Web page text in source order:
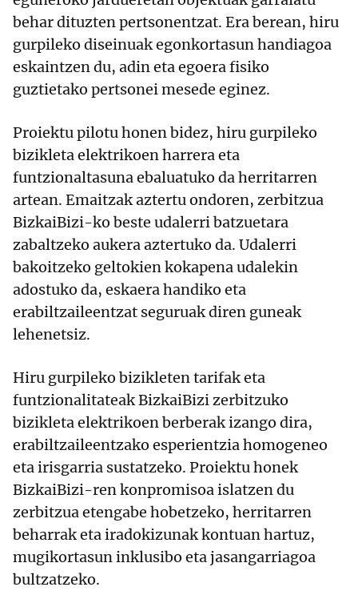
behar dituzten pertsonentzat. Era berean, hiru
gurpileko diseinuak egonkortasun handiagoa
eskaintzen du, adin eta egoera fisiko
guztietako pertsonei mesede eginez.
Proiektu pilotu honen bidez, hiru gurpileko
bizikleta elektrikoen harrera eta
funtzionaltasuna ebaluatuko da herritarren
artean. Emaitzak aztertu ondoren, zerbitzua
BizkaiBizi-ko beste udalerri batzuetara
zabaltzeko aukera aztertuko da. Udalerri
bakoitzeko geltokien kokapena udalekin
adostuko da, eskaera handiko eta
erabiltzaileentzat seguruak diren guneak
lehenetsiz.
Hiru gurpileko bizikleten tarifak eta
funtzionalitateak BizkaiBizi zerbitzuko
bizikleta elektrikoen berberak izango dira,
erabiltzaileentzako esperientzia homogeneo
eta irisgarria sustatzeko. Proiektu honek
BizkaiBizi-ren konpromisoa islatzen du
zerbitzua etengabe hobetzeko, herritarren
beharrak eta iradokizunak kontuan hartuz,
mugikortasun inklusibo eta jasangarriagoa
bultzatzeko.